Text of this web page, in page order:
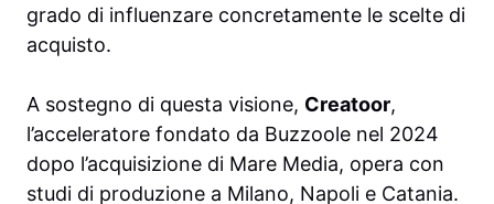
grado di influenzare concretamente le scelte di
acquisto.
A sostegno di questa visione, Creatoor,
l’acceleratore fondato da Buzzoole nel 2024
dopo l’acquisizione di Mare Media, opera con
studi di produzione a Milano, Napoli e Catania.